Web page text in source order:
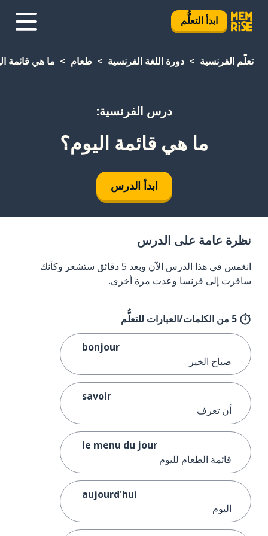
ابدأ التعلُّم
تعلَّم الفرنسية دورة اللغة الفرنسية طعام ما هي قائمة
درس الفرنسية:
ما هي قائمة اليوم؟
ابدأ الدرس
نظرة عامة على الدرس
انغمس في هذا الدرس الآن وبعد 5 دقائق ستشعر وكأنك
سافرت إلى فرنسا وعدت مرة أخرى.
5 من الكلمات/العبارات للتعلُّم
bonjour
صباح الخير
savoir
أن تعرف
le menu du jour
قائمة الطعام لليوم
aujourd'hui
اليوم